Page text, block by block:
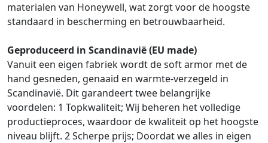
materialen van Honeywell, wat zorgt voor de hoogste
standaard in bescherming en betrouwbaarheid.
Geproduceerd in Scandinavië (EU made)
Vanuit een eigen fabriek wordt de soft armor met de
hand gesneden, genaaid en warmte-verzegeld in
Scandinavië. Dit garandeert twee belangrijke
voordelen: 1 Topkwaliteit; Wij beheren het volledige
productieproces, waardoor de kwaliteit op het hoogste
niveau blijft. 2 Scherpe prijs; Doordat we alles in eigen